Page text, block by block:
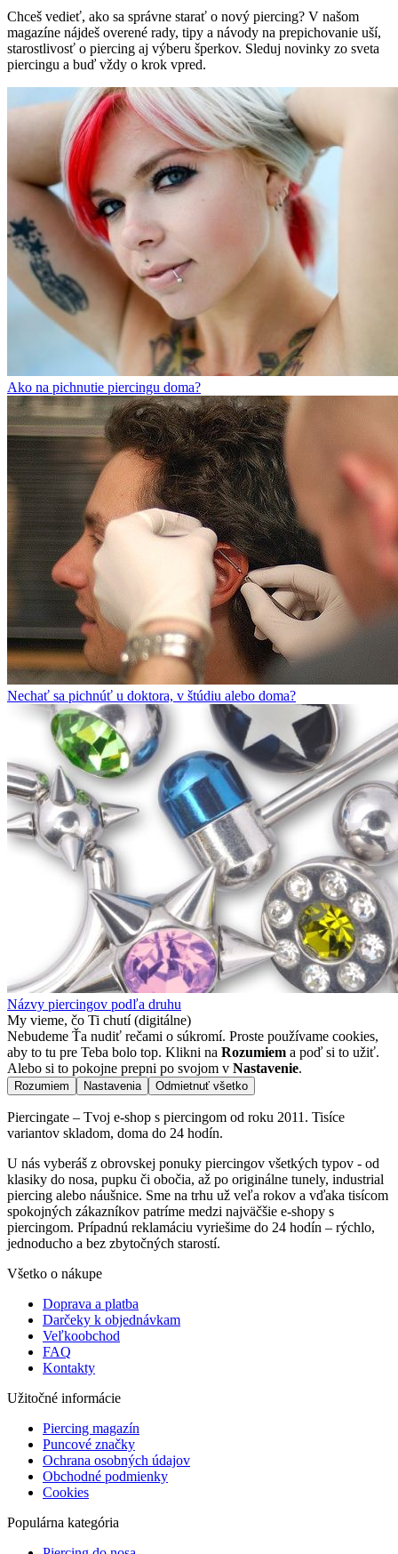
Chceš vedieť, ako sa správne starať o nový piercing? V našom
magazíne nájdeš overené rady, tipy a návody na prepichovanie uší,
starostlivosť o piercing aj výberu šperkov. Sleduj novinky zo sveta
piercingu a buď vždy o krok vpred.
Ako na pichnutie piercingu doma?
Nechať sa pichnúť u doktora, v štúdiu alebo doma?
Názvy piercingov podľa druhu
My vieme, čo Ti chutí (digitálne)
Nebudeme Ťa nudiť rečami o súkromí. Proste používame cookies,
aby to tu pre Teba bolo top. Klikni na Rozumiem a poď si to užiť.
Alebo si to pokojne prepni po svojom v Nastavenie.
Rozumiem Nastavenia Odmietnuť všetko
Piercingate – Tvoj e-shop s piercingom od roku 2011. Tisíce
variantov skladom, doma do 24 hodín.
U nás vyberáš z obrovskej ponuky piercingov všetkých typov - od
klasiky do nosa, pupku či obočia, až po originálne tunely, industrial
piercing alebo náušnice. Sme na trhu už veľa rokov a vďaka tisícom
spokojných zákazníkov patríme medzi najväčšie e-shopy s
piercingom. Prípadnú reklamáciu vyriešime do 24 hodín – rýchlo,
jednoducho a bez zbytočných starostí.
Všetko o nákupe
Doprava a platba
Darčeky k objednávkam
Veľkoobchod
FAQ
Kontakty
Užitočné informácie
Piercing magazín
Puncové značky
Ochrana osobných údajov
Obchodné podmienky
Cookies
Populárna kategória